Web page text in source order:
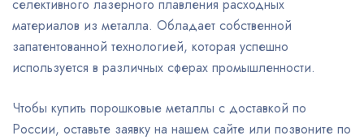
селективного лазерного плавления расходных
материалов из металла. Обладает собственной
запатентованной технологией, которая успешно
используется в различных сферах промышленности.
Чтобы купить порошковые металлы с доставкой по
России, оставьте заявку на нашем сайте или позвоните по